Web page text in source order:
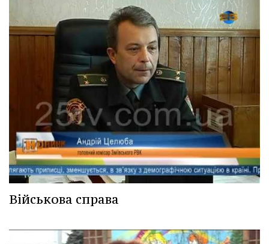
Військова справа